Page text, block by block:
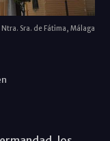
Sra. de Fátima, Málaga